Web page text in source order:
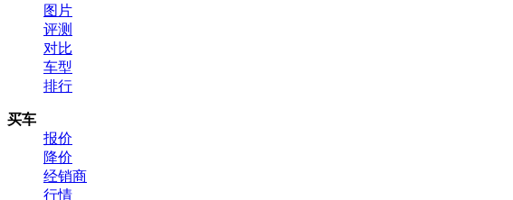
图片
评测
对比
车型
排行
买车
报价
降价
经销商
行情